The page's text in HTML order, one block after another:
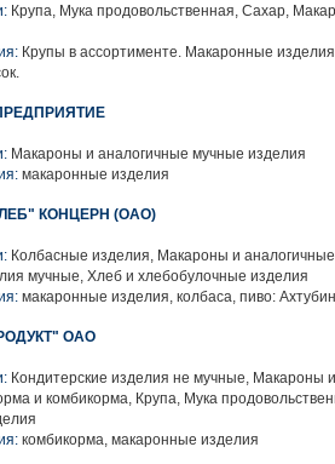
Крупа, Мука продовольственная, Сахар,
Крупы в ассортименте. Макаронные
Макароны и аналогичные мучные изделия
макаронные изделия
КОНЦЕРН (ОАО)
Колбасные изделия, Макароны и
мучные, Хлеб и хлебобулочные изделия
макаронные изделия, колбаса, пиво:
ОАО
Кондитерские изделия не мучные, Макароны
и комбикорма, Крупа, Мука
комбикорма, макаронные изделия